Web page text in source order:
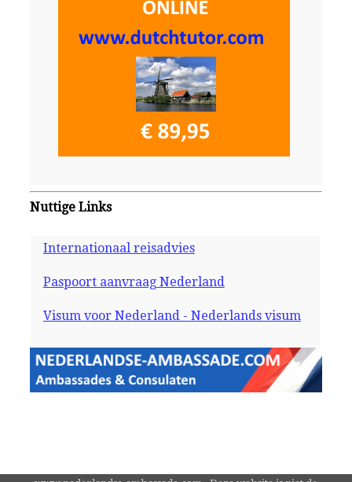
Nuttige Links
Internationaal reisadvies
Paspoort aanvraag Nederland
Visum voor Nederland - Nederlands visum